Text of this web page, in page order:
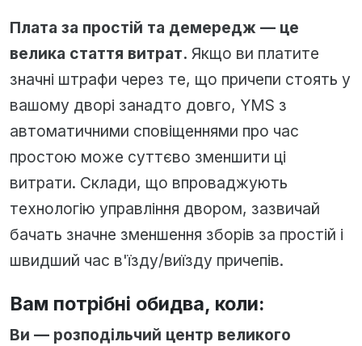
Плата за простій та демередж — це
велика стаття витрат. Якщо ви платите
значні штрафи через те, що причепи стоять у
вашому дворі занадто довго, YMS з
автоматичними сповіщеннями про час
простою може суттєво зменшити ці
витрати. Склади, що впроваджують
технологію управління двором, зазвичай
бачать значне зменшення зборів за простій і
швидший час в'їзду/виїзду причепів.
Вам потрібні обидва, коли:
Ви — розподільчий центр великого